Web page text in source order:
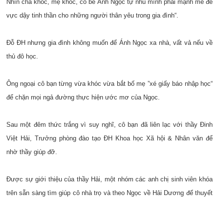
Nhìn cha khóc, mẹ khóc, cô bé Ánh Ngọc tự nhủ mình phải mạnh mẽ để
vực dậy tinh thần cho những người thân yêu trong gia đình“.
Đỗ ĐH nhưng gia đình không muốn để Ánh Ngọc xa nhà, vất vả nếu về
thủ đô học.
Ông ngoại cô bạn từng vừa khóc vừa bắt bố mẹ ”xé giấy báo nhập học“
để chặn mọi ngả đường thực hiện ước mơ của Ngọc.
Sau một đêm thức trắng vì suy nghĩ, cô bạn đã liên lạc với thầy Đinh
Việt Hải, Trưởng phòng đào tạo ĐH Khoa học Xã hội & Nhân văn để
nhờ thầy giúp đỡ.
Được sự giới thiệu của thầy Hải, một nhóm các anh chị sinh viên khóa
trên sẵn sàng tìm giúp cô nhà trọ và theo Ngọc về Hải Dương để thuyết